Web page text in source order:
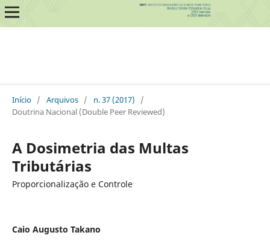
Início / Arquivos / n. 37 (2017)
/
Doutrina Nacional (Double Peer Reviewed)
A Dosimetria das Multas
Tributárias
Proporcionalização e Controle
Caio Augusto Takano